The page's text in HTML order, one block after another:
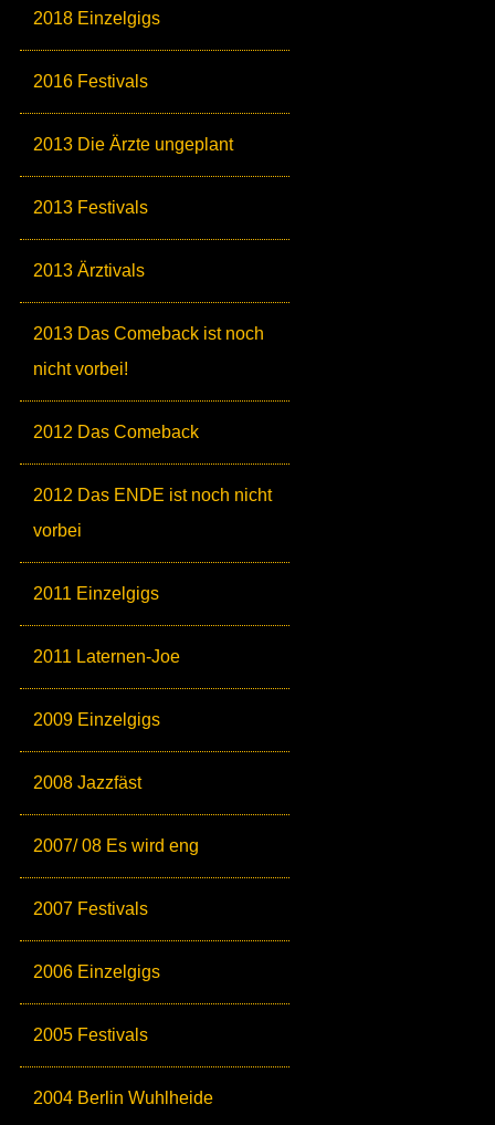
2018 Einzelgigs
2016 Festivals
2013 Die Ärzte ungeplant
2013 Festivals
2013 Ärztivals
2013 Das Comeback ist noch
nicht vorbei!
2012 Das Comeback
2012 Das ENDE ist noch nicht
vorbei
2011 Einzelgigs
2011 Laternen-Joe
2009 Einzelgigs
2008 Jazzfäst
2007/ 08 Es wird eng
2007 Festivals
2006 Einzelgigs
2005 Festivals
2004 Berlin Wuhlheide